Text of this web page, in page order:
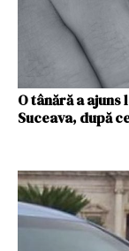
O tânără a
Suceava, după